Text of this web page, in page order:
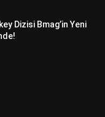
Dizisi Bmag’in Yeni